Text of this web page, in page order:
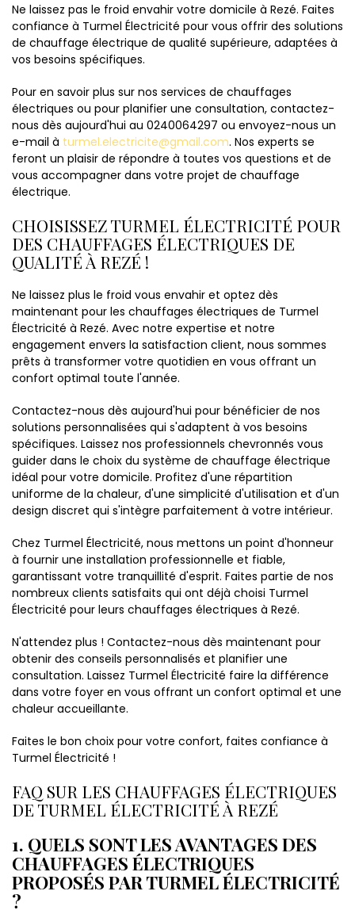
Ne laissez pas le froid envahir votre domicile à Rezé. Faites
confiance à Turmel Électricité pour vous offrir des solutions
de chauffage électrique de qualité supérieure, adaptées à
vos besoins spécifiques.
Pour en savoir plus sur nos services de chauffages
électriques ou pour planifier une consultation, contactez-
nous dès aujourd'hui au 0240064297 ou envoyez-nous un
e-mail à turmel.electricite@gmail.com. Nos experts se
feront un plaisir de répondre à toutes vos questions et de
vous accompagner dans votre projet de chauffage
électrique.
CHOISISSEZ TURMEL ÉLECTRICITÉ POUR
DES CHAUFFAGES ÉLECTRIQUES DE
QUALITÉ À REZÉ !
Ne laissez plus le froid vous envahir et optez dès
maintenant pour les chauffages électriques de Turmel
Électricité à Rezé. Avec notre expertise et notre
engagement envers la satisfaction client, nous sommes
prêts à transformer votre quotidien en vous offrant un
confort optimal toute l'année.
Contactez-nous dès aujourd'hui pour bénéficier de nos
solutions personnalisées qui s'adaptent à vos besoins
spécifiques. Laissez nos professionnels chevronnés vous
guider dans le choix du système de chauffage électrique
idéal pour votre domicile. Profitez d'une répartition
uniforme de la chaleur, d'une simplicité d'utilisation et d'un
design discret qui s'intègre parfaitement à votre intérieur.
Chez Turmel Électricité, nous mettons un point d'honneur
à fournir une installation professionnelle et fiable,
garantissant votre tranquillité d'esprit. Faites partie de nos
nombreux clients satisfaits qui ont déjà choisi Turmel
Électricité pour leurs chauffages électriques à Rezé.
N'attendez plus ! Contactez-nous dès maintenant pour
obtenir des conseils personnalisés et planifier une
consultation. Laissez Turmel Électricité faire la différence
dans votre foyer en vous offrant un confort optimal et une
chaleur accueillante.
Faites le bon choix pour votre confort, faites confiance à
Turmel Électricité !
FAQ SUR LES CHAUFFAGES ÉLECTRIQUES
DE TURMEL ÉLECTRICITÉ À REZÉ
1. QUELS SONT LES AVANTAGES DES
CHAUFFAGES ÉLECTRIQUES
PROPOSÉS PAR TURMEL ÉLECTRICITÉ
?